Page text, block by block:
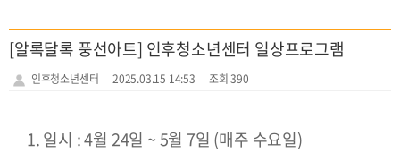
[알록달록 풍선아트] 인후청소년센터 일상프로그램
인후청소년센터 2025.03.15 14:53 조회 390
1. 일시 : 4월 24일 ~ 5월 7일 (매주 수요일)